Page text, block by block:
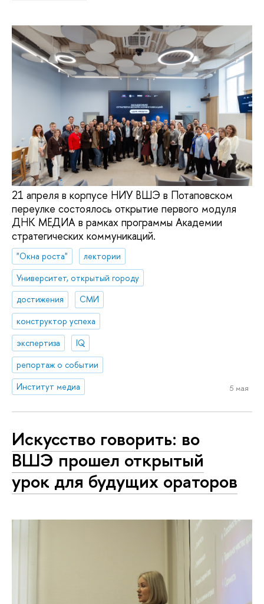
21 апреля в корпусе НИУ ВШЭ в Потаповском
переулке состоялось открытие первого модуля
ДНК МЕДИА в рамках программы Академии
стратегических коммуникаций.
"Окна роста"
лектории
Университет, открытый городу
достижения
СМИ
конструктор успеха
экспертиза
IQ
репортаж о событии
Институт медиа
5 мая
Искусство говорить: во
ВШЭ прошел открытый
урок для будущих ораторов